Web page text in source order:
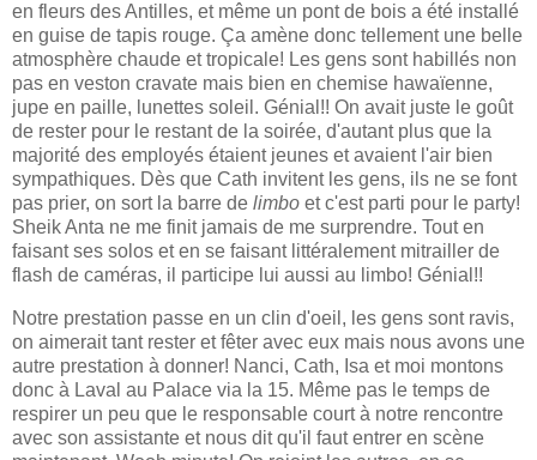
en fleurs des Antilles, et même un pont de bois a été installé
en guise de tapis rouge. Ça amène donc tellement une belle
atmosphère chaude et tropicale! Les gens sont habillés non
pas en veston cravate mais bien en chemise hawaïenne,
jupe en paille, lunettes soleil. Génial!! On avait juste le goût
de rester pour le restant de la soirée, d'autant plus que la
majorité des employés étaient jeunes et avaient l'air bien
sympathiques. Dès que Cath invitent les gens, ils ne se font
pas prier, on sort la barre de limbo et c'est parti pour le party!
Sheik Anta ne me finit jamais de me surprendre. Tout en
faisant ses solos et en se faisant littéralement mitrailler de
flash de caméras, il participe lui aussi au limbo! Génial!!
Notre prestation passe en un clin d'oeil, les gens sont ravis,
on aimerait tant rester et fêter avec eux mais nous avons une
autre prestation à donner! Nanci, Cath, Isa et moi montons
donc à Laval au Palace via la 15. Même pas le temps de
respirer un peu que le responsable court à notre rencontre
avec son assistante et nous dit qu'il faut entrer en scène